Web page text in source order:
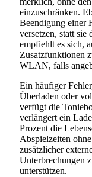
einzuschränken.
Beendigung einer
versetzen, statt sie
empfiehlt es sich,
Zusatzfunktionen
WLAN, falls
Ein häufiger
Überladen oder
verfügt die
verlängert ein
Prozent die
Abspielzeiten
zusätzlicher
Unterbrechungen
unterstützen.